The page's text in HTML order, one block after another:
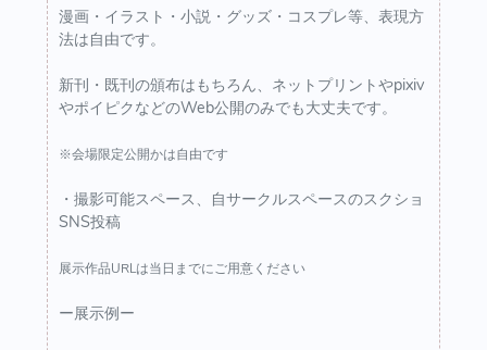
漫画・イラスト・小説・グッズ・コスプレ等、表現方
法は自由です。
新刊・既刊の頒布はもちろん、ネットプリントやpixiv
やポイピクなどのWeb公開のみでも大丈夫です。
※会場限定公開かは自由です
・撮影可能スペース、自サークルスペースのスクショ
SNS投稿
展示作品URLは当日までにご用意ください
ー展示例ー